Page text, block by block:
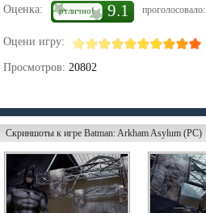
Оценка: отлично! 9.1 проголосовало:
Оцени игру:
Просмотров: 20802
Скриншоты к игре Batman: Arkham Asylum (PC)